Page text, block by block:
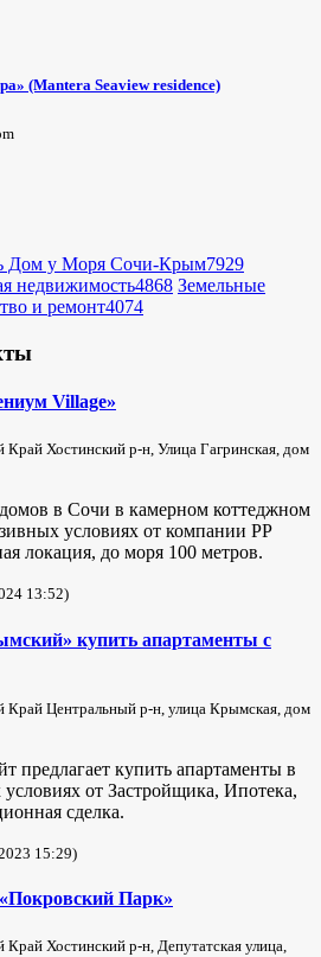
(Mantera Seaview rеsidence)
Дом у Моря Сочи-Крым7929
недвижимость4868 Земельные
и ремонт4074
Village»
Хостинский р-н, Улица Гагринская, дом
в Сочи в камерном коттеджном
условиях от компании РР
локация, до моря 100 метров.
13:52)
купить апартаменты с
Край Центральный р-н, улица Крымская, дом
предлагает купить апартаменты в
от Застройщика, Ипотека,
сделка.
15:29)
Парк»
Хостинский р-н, Депутатская улица,